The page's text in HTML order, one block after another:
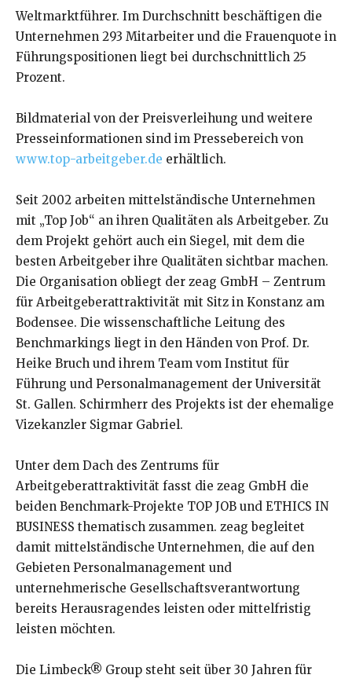
Weltmarktführer. Im Durchschnitt beschäftigen die
Unternehmen 293 Mitarbeiter und die Frauenquote in
Führungspositionen liegt bei durchschnittlich 25
Prozent.
Bildmaterial von der Preisverleihung und weitere
Presseinformationen sind im Pressebereich von
www.top-arbeitgeber.de erhältlich.
Seit 2002 arbeiten mittelständische Unternehmen
mit „Top Job“ an ihren Qualitäten als Arbeitgeber. Zu
dem Projekt gehört auch ein Siegel, mit dem die
besten Arbeitgeber ihre Qualitäten sichtbar machen.
Die Organisation obliegt der zeag GmbH – Zentrum
für Arbeitgeberattraktivität mit Sitz in Konstanz am
Bodensee. Die wissenschaftliche Leitung des
Benchmarkings liegt in den Händen von Prof. Dr.
Heike Bruch und ihrem Team vom Institut für
Führung und Personalmanagement der Universität
St. Gallen. Schirmherr des Projekts ist der ehemalige
Vizekanzler Sigmar Gabriel.
Unter dem Dach des Zentrums für
Arbeitgeberattraktivität fasst die zeag GmbH die
beiden Benchmark-Projekte TOP JOB und ETHICS IN
BUSINESS thematisch zusammen. zeag begleitet
damit mittelständische Unternehmen, die auf den
Gebieten Personalmanagement und
unternehmerische Gesellschaftsverantwortung
bereits Herausragendes leisten oder mittelfristig
leisten möchten.
Die Limbeck® Group steht seit über 30 Jahren für